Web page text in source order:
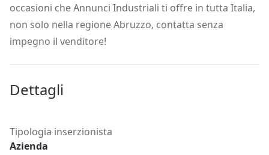
occasioni che Annunci Industriali ti offre in tutta Italia,
non solo nella regione Abruzzo, contatta senza
impegno il venditore!
Dettagli
Tipologia inserzionista
Azienda